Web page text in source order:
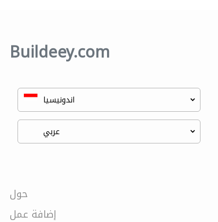
Buildeey.com
حول
إضافة عمل